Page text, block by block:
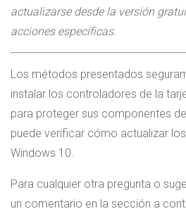
actualizarse desde la versión
acciones específicas.
Los métodos presentados
instalar los controladores de la
para proteger sus componentes
puede verificar cómo actualizar
Windows 10.
Para cualquier otra pregunta o
un comentario en la sección a